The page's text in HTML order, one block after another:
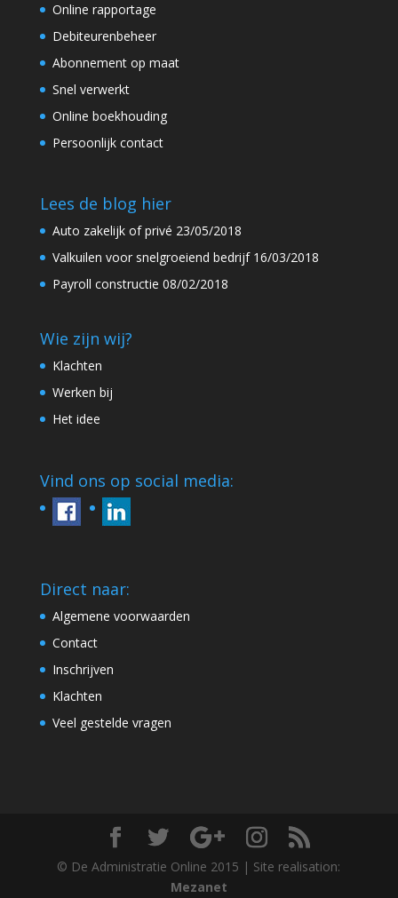
Online rapportage
Debiteurenbeheer
Abonnement op maat
Snel verwerkt
Online boekhouding
Persoonlijk contact
Lees de blog hier
Auto zakelijk of privé 23/05/2018
Valkuilen voor snelgroeiend bedrijf 16/03/2018
Payroll constructie 08/02/2018
Wie zijn wij?
Klachten
Werken bij
Het idee
Vind ons op social media:
Direct naar:
Algemene voorwaarden
Contact
Inschrijven
Klachten
Veel gestelde vragen
© De Administratie Online 2015 | Site realisation:
Mezanet